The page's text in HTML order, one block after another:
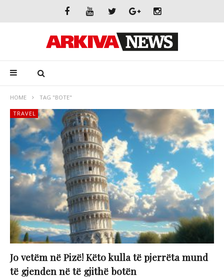
HOME TAG "BOTE"
TRAVEL
Jo vetëm në Pizë! Këto kulla të pjerrëta mund
të gjenden në të gjithë botën